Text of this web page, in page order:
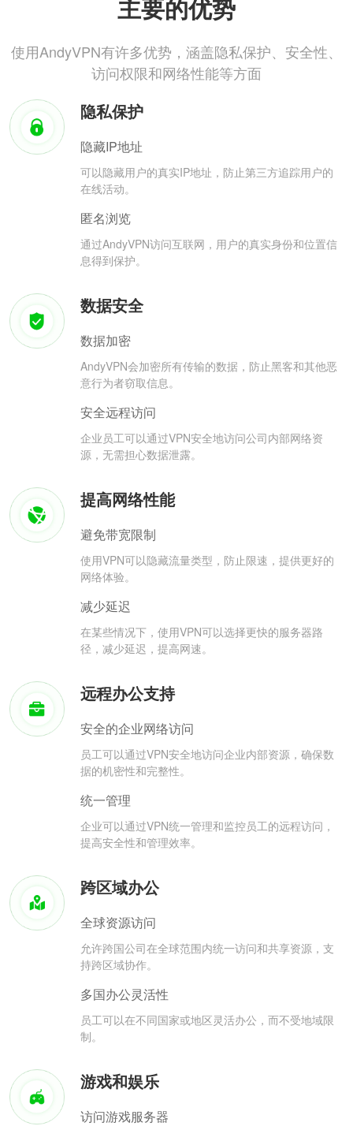
主要的优势
使用AndyVPN有许多优势，涵盖隐私保护、安全性、
访问权限和网络性能等方面
隐私保护
隐藏IP地址
可以隐藏用户的真实IP地址，防止第三方追踪用户的
在线活动。
匿名浏览
通过AndyVPN访问互联网，用户的真实身份和位置信
息得到保护。
数据安全
数据加密
AndyVPN会加密所有传输的数据，防止黑客和其他恶
意行为者窃取信息。
安全远程访问
企业员工可以通过VPN安全地访问公司内部网络资
源，无需担心数据泄露。
提高网络性能
避免带宽限制
使用VPN可以隐藏流量类型，防止限速，提供更好的
网络体验。
减少延迟
在某些情况下，使用VPN可以选择更快的服务器路
径，减少延迟，提高网速。
远程办公支持
安全的企业网络访问
员工可以通过VPN安全地访问企业内部资源，确保数
据的机密性和完整性。
统一管理
企业可以通过VPN统一管理和监控员工的远程访问，
提高安全性和管理效率。
跨区域办公
全球资源访问
允许跨国公司在全球范围内统一访问和共享资源，支
持跨区域协作。
多国办公灵活性
员工可以在不同国家或地区灵活办公，而不受地域限
制。
游戏和娱乐
访问游戏服务器